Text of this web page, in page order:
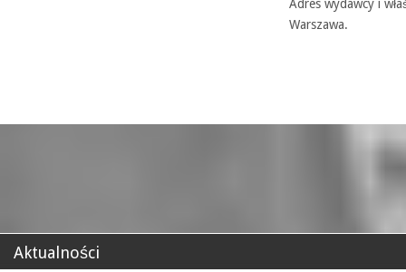
Adres wydawcy i
Warszawa.
Aktualności